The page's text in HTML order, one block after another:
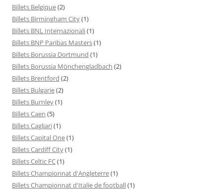
Billets Belgique(2)
Billets Birmingham City(1)
Billets BNL Internazionali(1)
Billets BNP Paribas Masters(1)
Billets Borussia Dortmund (1)
Billets Borussia Mönchengladbach (2)
Billets Brentford (2)
Billets Bulgarie(2)
Billets Burnley(1)
Billets Caen (5)
Billets Cagliari(1)
Billets Capital One(1)
Billets Cardiff City(1)
Billets Celtic FC(1)
Billets Championnat d'Angleterre(1)
Billets Championnat d'Italie de football(1)